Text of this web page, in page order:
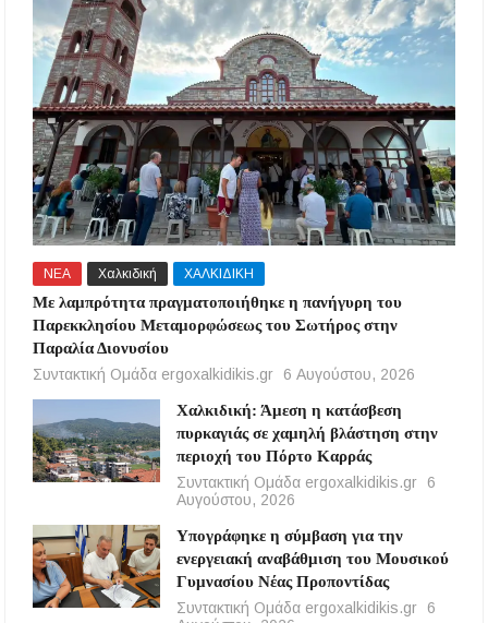
ΝΕΑ Χαλκιδική ΧΑΛΚΙΔΙΚΗ
Με λαμπρότητα πραγματοποιήθηκε η πανήγυρη του
Παρεκκλησίου Μεταμορφώσεως του Σωτήρος στην
Παραλία Διονυσίου
Συντακτική Ομάδα ergoxalkidikis.gr
6 Αυγούστου, 2026
Χαλκιδική: Άμεση η κατάσβεση
πυρκαγιάς σε χαμηλή βλάστηση στην
περιοχή του Πόρτο Καρράς
Συντακτική Ομάδα ergoxalkidikis.gr
6
Αυγούστου, 2026
Υπογράφηκε η σύμβαση για την
ενεργειακή αναβάθμιση του Μουσικού
Γυμνασίου Νέας Προποντίδας
Συντακτική Ομάδα ergoxalkidikis.gr
6